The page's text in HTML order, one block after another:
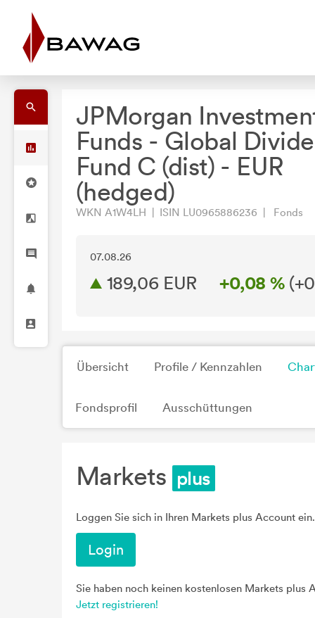
JPMorgan
Funds - Global
Fund C (dist) - EUR
(hedged)
WKN A1W4LH | ISIN LU0965886236 | Fonds
07.08.26
189,06 EUR +0,08 % (
Übersicht Profile / Kennzahlen
Fondsprofil Ausschüttungen
Markets
Loggen Sie sich in Ihren Markets plus Account ein.
Login
Sie haben noch keinen kostenlosen Markets plus
Jetzt registrieren!